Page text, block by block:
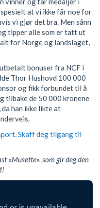
at vi ikke får noe for
vi gjør det bra. Men sånn
tipper alle som er tatt ut
for Norge og landslaget,
bonuser fra NCF i
Thor Hushovd 100 000
og fikk forbundet til å
tilbake de 50 000 kronene
han ikke likte at
Skaff deg tilgang til
«Musette», som gir deg den